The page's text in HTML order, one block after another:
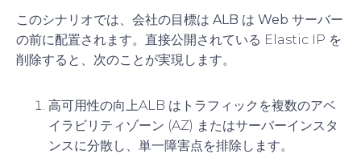
このシナリオでは、会社の目標は ALB は Web サーバー
の前に配置されます。 直接公開されている Elastic IP を
削除すると、次のことが実現します。
高可用性の向上ALB はトラフィックを複数のアベ
イラビリティゾーン (AZ) またはサーバーインスタ
ンスに分散し、単一障害点を排除します。